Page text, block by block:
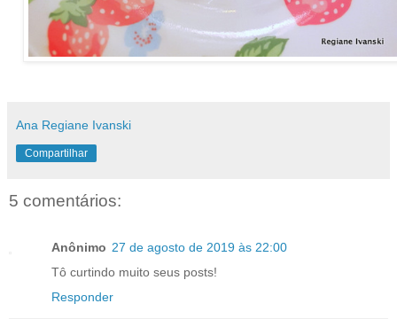
Ana Regiane Ivanski
Compartilhar
5 comentários:
Anônimo 27 de agosto de 2019 às 22:00
Tô curtindo muito seus posts!
Responder